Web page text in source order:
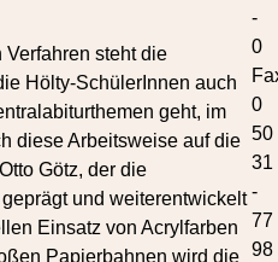
steht die
Hölty-SchülerInnen auch
geht, im
diese Arbeitsweise auf die
Götz, der die
und weiterentwickelt
Einsatz von Acrylfarben
Papierbahnen wird die
-
0
0
50
31
-
77
98